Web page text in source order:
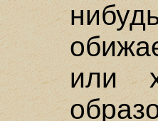
или